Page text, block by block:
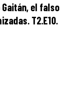
el falso
T2.E10.